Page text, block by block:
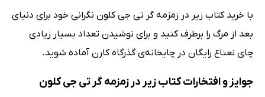
با خرید کتاب زیر در زمزمه گر تی جی کلون نگرانی خود برای دنیای
بعد از مرگ را برطرف کنید و برای نوشیدن تعداد بسیار زیادی
چای نعناع رایگان در چایخانه‌ی گذرگاه کارن آماده شوید.
جوایز و افتخارات کتاب زیر در زمزمه گر تی جی کلون